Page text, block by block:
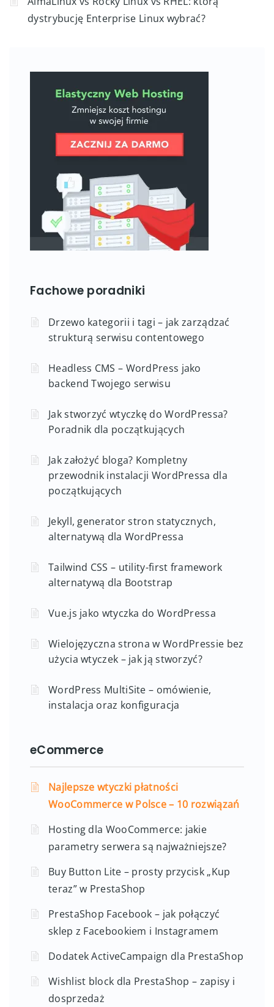
dystrybucję Enterprise Linux wybrać?
Fachowe poradniki
Drzewo kategorii i tagi – jak zarządzać
strukturą serwisu contentowego
Headless CMS – WordPress jako
backend Twojego serwisu
Jak stworzyć wtyczkę do WordPressa?
Poradnik dla początkujących
Jak założyć bloga? Kompletny
przewodnik instalacji WordPressa dla
początkujących
Jekyll, generator stron statycznych,
alternatywą dla WordPressa
Tailwind CSS – utility-first framework
alternatywą dla Bootstrap
Vue.js jako wtyczka do WordPressa
Wielojęzyczna strona w WordPressie bez
użycia wtyczek – jak ją stworzyć?
WordPress MultiSite – omówienie,
instalacja oraz konfiguracja
eCommerce
Najlepsze wtyczki płatności
WooCommerce w Polsce – 10 rozwiązań
Hosting dla WooCommerce: jakie
parametry serwera są najważniejsze?
Buy Button Lite – prosty przycisk „Kup
teraz” w PrestaShop
PrestaShop Facebook – jak połączyć
sklep z Facebookiem i Instagramem
Dodatek ActiveCampaign dla PrestaShop
Wishlist block dla PrestaShop – zapisy i
dosprzedaż